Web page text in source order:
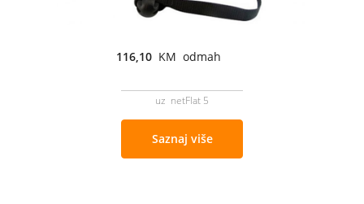
116,10 KM odmah
uz netFlat 5
Saznaj više